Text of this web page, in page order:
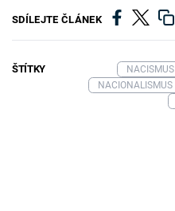
SDÍLEJTE ČLÁNEK
ŠTÍTKY NACISMUS
NACIONALISMUS